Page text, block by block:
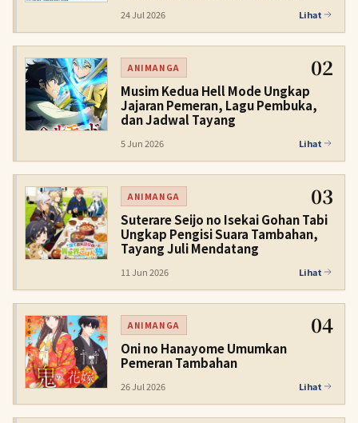
24 Jul 2026 Lihat
ANIMANGA 02
Musim Kedua Hell Mode Ungkap
Jajaran Pemeran, Lagu Pembuka,
dan Jadwal Tayang
5 Jun 2026 Lihat
ANIMANGA 03
Suterare Seijo no Isekai Gohan Tabi
Ungkap Pengisi Suara Tambahan,
Tayang Juli Mendatang
11 Jun 2026 Lihat
ANIMANGA 04
Oni no Hanayome Umumkan
Pemeran Tambahan
26 Jul 2026 Lihat